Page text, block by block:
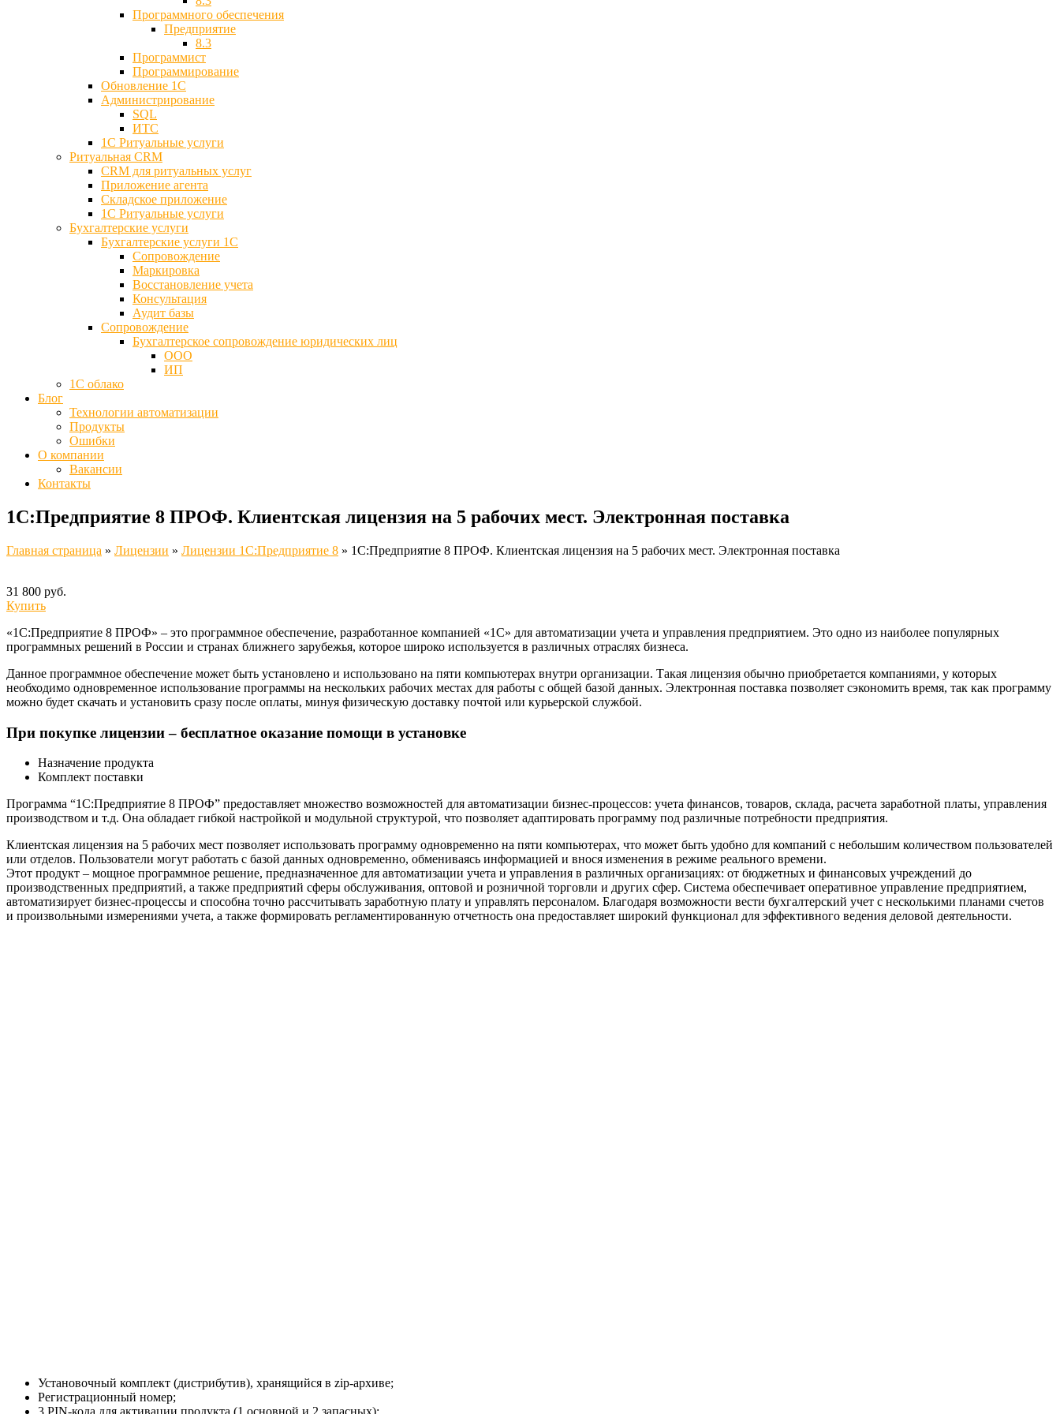
Программного обеспечения
Предприятие
8.3
Программист
Программирование
Обновление 1С
Администрирование
SQL
ИТС
1С Ритуальные услуги
Ритуальная CRM
CRM для ритуальных услуг
Приложение агента
Складское приложение
1С Ритуальные услуги
Бухгалтерские услуги
Бухгалтерские услуги 1С
Сопровождение
Маркировка
Восстановление учета
Консультация
Аудит базы
Cопровождение
Бухгалтерское сопровождение юридических лиц
ООО
ИП
1С облако
Блог
Технологии автоматизации
Продукты
Ошибки
О компании
Вакансии
Контакты
1С:Предприятие 8 ПРОФ. Клиентская лицензия на 5 рабочих мест. Электронная поставка
Главная страница » Лицензии » Лицензии 1C:Предприятие 8 » 1С:Предприятие 8 ПРОФ. Клиентская лицензия на 5 рабочих мест. Электронная поставка
31 800 руб.
Купить
«1С:Предприятие 8 ПРОФ» – это программное обеспечение, разработанное компанией «1С» для автоматизации учета и управления предприятием. Это одно из наиболее популярных
программных решений в России и странах ближнего зарубежья, которое широко используется в различных отраслях бизнеса.
Данное программное обеспечение может быть установлено и использовано на пяти компьютерах внутри организации. Такая лицензия обычно приобретается компаниями, у которых
необходимо одновременное использование программы на нескольких рабочих местах для работы с общей базой данных. Электронная поставка позволяет сэкономить время, так как программу
можно будет скачать и установить сразу после оплаты, минуя физическую доставку почтой или курьерской службой.
При покупке лицензии – бесплатное оказание помощи в установке
Назначение продукта
Комплект поставки
Программа “1С:Предприятие 8 ПРОФ” предоставляет множество возможностей для автоматизации бизнес-процессов: учета финансов, товаров, склада, расчета заработной платы, управления
производством и т.д. Она обладает гибкой настройкой и модульной структурой, что позволяет адаптировать программу под различные потребности предприятия.
Клиентская лицензия на 5 рабочих мест позволяет использовать программу одновременно на пяти компьютерах, что может быть удобно для компаний с небольшим количеством пользователей
или отделов. Пользователи могут работать с базой данных одновременно, обмениваясь информацией и внося изменения в режиме реального времени.
Этот продукт – мощное программное решение, предназначенное для автоматизации учета и управления в различных организациях: от бюджетных и финансовых учреждений до
производственных предприятий, а также предприятий сферы обслуживания, оптовой и розничной торговли и других сфер. Система обеспечивает оперативное управление предприятием,
автоматизирует бизнес-процессы и способна точно рассчитывать заработную плату и управлять персоналом. Благодаря возможности вести бухгалтерский учет с несколькими планами счетов
и произвольными измерениями учета, а также формировать регламентированную отчетность она предоставляет широкий функционал для эффективного ведения деловой деятельности.
Установочный комплект (дистрибутив), хранящийся в zip-архиве;
Регистрационный номер;